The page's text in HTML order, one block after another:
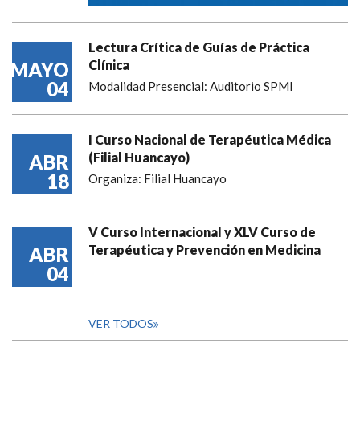
MAYO
04
Lectura Crítica de Guías de Práctica
Clínica
Modalidad Presencial: Auditorio SPMI
ABR
18
I Curso Nacional de Terapéutica Médica
(Filial Huancayo)
Organiza: Filial Huancayo
ABR
04
V Curso Internacional y XLV Curso de
Terapéutica y Prevención en Medicina
VER TODOS